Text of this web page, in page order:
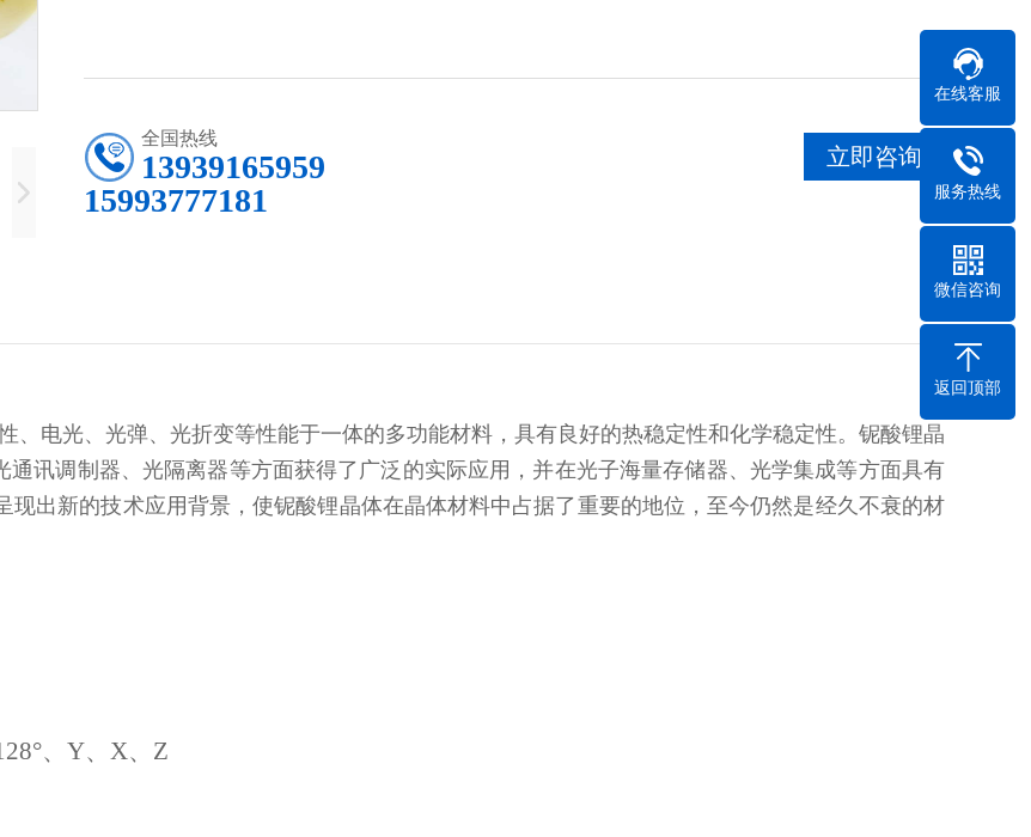
立即咨询
全国热线
13939165959
15993777181
电光、光弹、光折变等性能于一体的多功能材料，具有良好的热稳定性和化学稳定性。铌酸锂晶
讯调制器、光隔离器等方面获得了广泛的实际应用，并在光子海量存储器、光学集成等方面具有
出新的技术应用背景，使铌酸锂晶体在晶体材料中占据了重要的地位，至今仍然是经久不衰的材
、Y、X、Z
在线客服
服务热线
微信咨询
返回顶部